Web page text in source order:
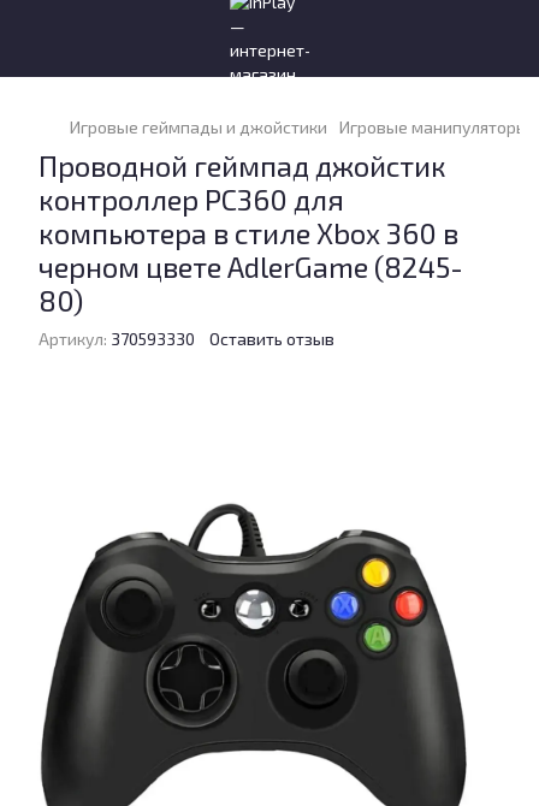
Игровые геймпады и джойстики Игровые манипуляторы
Проводной геймпад джойстик
контроллер PC360 для
компьютера в стиле Xbox 360 в
черном цвете AdlerGame (8245-
80)
Артикул: 370593330 Оставить отзыв